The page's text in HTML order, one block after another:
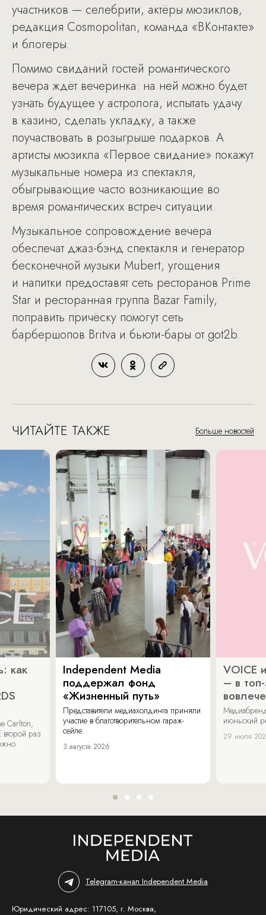
участников — селебрити, актёры мюзиклов,
редакция Cosmopolitan, команда «ВКонтакте»
и блогеры.
Помимо свиданий гостей романтического
вечера ждёт вечеринка: на ней можно будет
узнать будущее у астролога, испытать удачу
в казино, сделать укладку, а также
поучаствовать в розыгрыше подарков. А
артисты мюзикла «Первое свидание» покажут
музыкальные номера из спектакля,
обыгрывающие часто возникающие во
время романтических встреч ситуации.
Музыкальное сопровождение вечера
обеспечат джаз-бэнд спектакля и генератор
бесконечной музыки Mubert, угощения
и напитки предоставят сеть ресторанов Prime
Star и ресторанная группа Bazar Family,
поправить причёску помогут сеть
барбершопов Britva и бьюти-бары от got2b.
ЧИТАЙТЕ ТАКЖЕ Больше новостей
как
Carlton,
раз
Independent Media
поддержал фонд
«Жизненный путь»
Представители медиахолдинга приняли
участие в благотворительном гараж-
сейле.
3 августа 2026
VOICE
– в
июньский
29 июля
Telegram-канал Independent Media
Юридический адрес: 117105, г. Москва,